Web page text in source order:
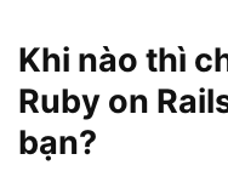
Khi nào thì
Ruby on
bạn?